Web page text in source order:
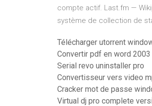
compte actif. Last.fm —
système de collection de
Télécharger utorrent
Convertir pdf en word
Serial revo uninstaller pro
Convertisseur vers video
Cracker mot de passe
Virtual dj pro complete